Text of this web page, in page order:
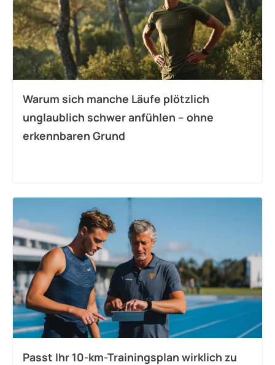
Warum sich manche Läufe plötzlich
unglaublich schwer anfühlen – ohne
erkennbaren Grund
Passt Ihr 10-km-Trainingsplan wirklich zu